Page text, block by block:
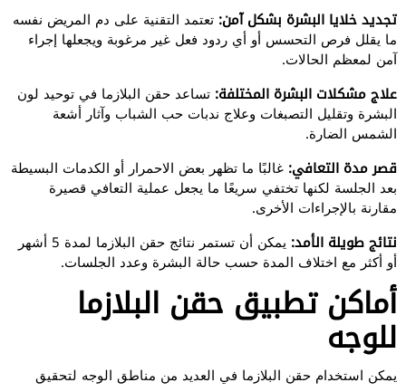
تجديد خلايا البشرة بشكل آمن: تعتمد التقنية على دم المريض نفسه
ما يقلل فرص التحسس أو أي ردود فعل غير مرغوبة ويجعلها إجراء
آمن لمعظم الحالات.
علاج مشكلات البشرة المختلفة: تساعد حقن البلازما في توحيد لون
البشرة وتقليل التصبغات وعلاج ندبات حب الشباب وآثار أشعة
الشمس الضارة.
قصر مدة التعافي: غالبًا ما تظهر بعض الاحمرار أو الكدمات البسيطة
بعد الجلسة لكنها تختفي سريعًا ما يجعل عملية التعافي قصيرة
مقارنة بالإجراءات الأخرى.
نتائج طويلة الأمد:
يمكن أن تستمر نتائج حقن البلازما لمدة 5 أشهر
أو أكثر مع اختلاف المدة حسب حالة البشرة وعدد الجلسات.
أماكن تطبيق حقن البلازما
للوجه
يمكن استخدام حقن البلازما في العديد من مناطق الوجه لتحقيق